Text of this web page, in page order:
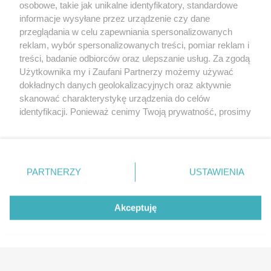
Wernisaże
Więcej
Specjalny koncert z okazji
20. urodzin portalu
wSzczecinie.pl
Regulamin konkursów
śniadaniówka "Hej
Szczecin! Jest piątek!"
the:protocol
osobowe, takie jak unikalne identyfikatory, standardowe
informacje wysyłane przez urządzenie czy dane
przeglądania w celu zapewniania spersonalizowanych
reklam, wybór spersonalizowanych treści, pomiar reklam i
treści, badanie odbiorców oraz ulepszanie usług. Za zgodą
Użytkownika my i Zaufani Partnerzy możemy używać
dokładnych danych geolokalizacyjnych oraz aktywnie
skanować charakterystykę urządzenia do celów
identyfikacji. Ponieważ cenimy Twoją prywatność, prosimy
prywatności znajdujący się w lewym dolnym rogu strony
. Niektóre rodzaje przetwarzania danych nie wymagają
takiemu przetwarzaniu. Preferencje będą miały
zastosowania tylko na tej witrynie.
PARTNERZY USTAWIENIA
Akceptuję